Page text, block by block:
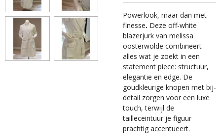
Powerlook, maar dan met
finesse. Deze off-white
blazerjurk van melissa
oosterwolde combineert
alles wat je zoekt in een
statement piece: structuur,
elegantie en edge. De
goudkleurige knopen met bij-
detail zorgen voor een luxe
touch, terwijl de
tailleceintuur je figuur
prachtig accentueert.